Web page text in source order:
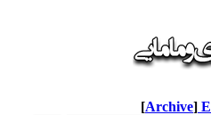
[Archive]